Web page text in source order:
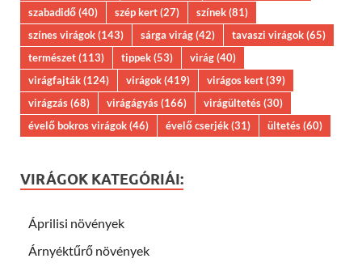
szabadidő(40) szép kert(27) színek(81)
színes virágok(143) sárga virág(42) tavaszi virágok(65)
természet(113) tippek(53) virág(40)
virágfajták(124) virágok(419) virágos kert(39)
virágzás(68) virágágyás(166) virágültetés(30)
évelő bokros virágok(46) évelő cserjék(31) ültetés(60)
VIRÁGOK KATEGÓRIÁI:
Áprilisi növények
Árnyéktűrő növények